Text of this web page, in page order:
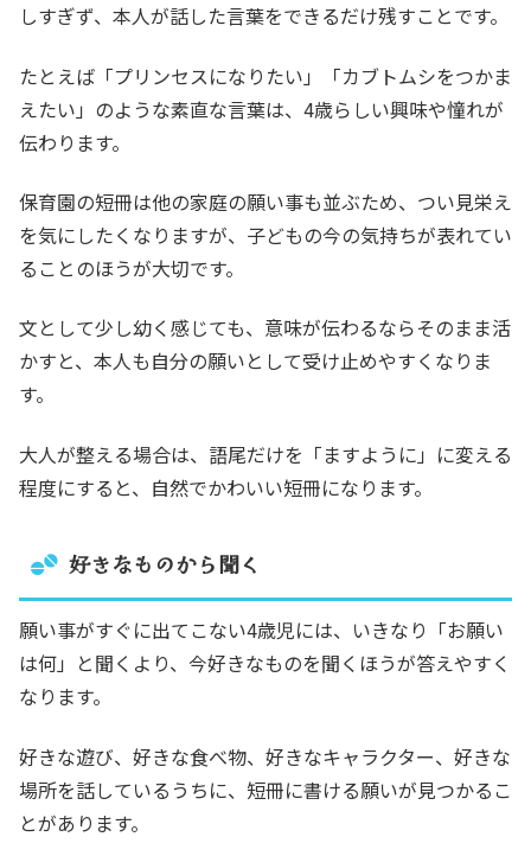
しすぎず、本人が話した言葉をできるだけ残すことです。
たとえば「プリンセスになりたい」「カブトムシをつかま
えたい」のような素直な言葉は、4歳らしい興味や憧れが
伝わります。
保育園の短冊は他の家庭の願い事も並ぶため、つい見栄え
を気にしたくなりますが、子どもの今の気持ちが表れてい
ることのほうが大切です。
文として少し幼く感じても、意味が伝わるならそのまま活
かすと、本人も自分の願いとして受け止めやすくなりま
す。
大人が整える場合は、語尾だけを「ますように」に変える
程度にすると、自然でかわいい短冊になります。
好きなものから聞く
願い事がすぐに出てこない4歳児には、いきなり「お願い
は何」と聞くより、今好きなものを聞くほうが答えやすく
なります。
好きな遊び、好きな食べ物、好きなキャラクター、好きな
場所を話しているうちに、短冊に書ける願いが見つかるこ
とがあります。